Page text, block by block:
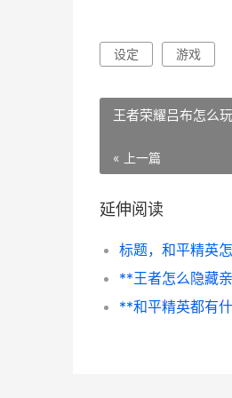
设定 游戏
王者荣耀吕布怎么
« 上一篇
延伸阅读